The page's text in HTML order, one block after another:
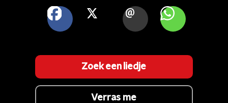
FACEBOOK
X MAIL WHATSAPP
Zoek een liedje
Verras me